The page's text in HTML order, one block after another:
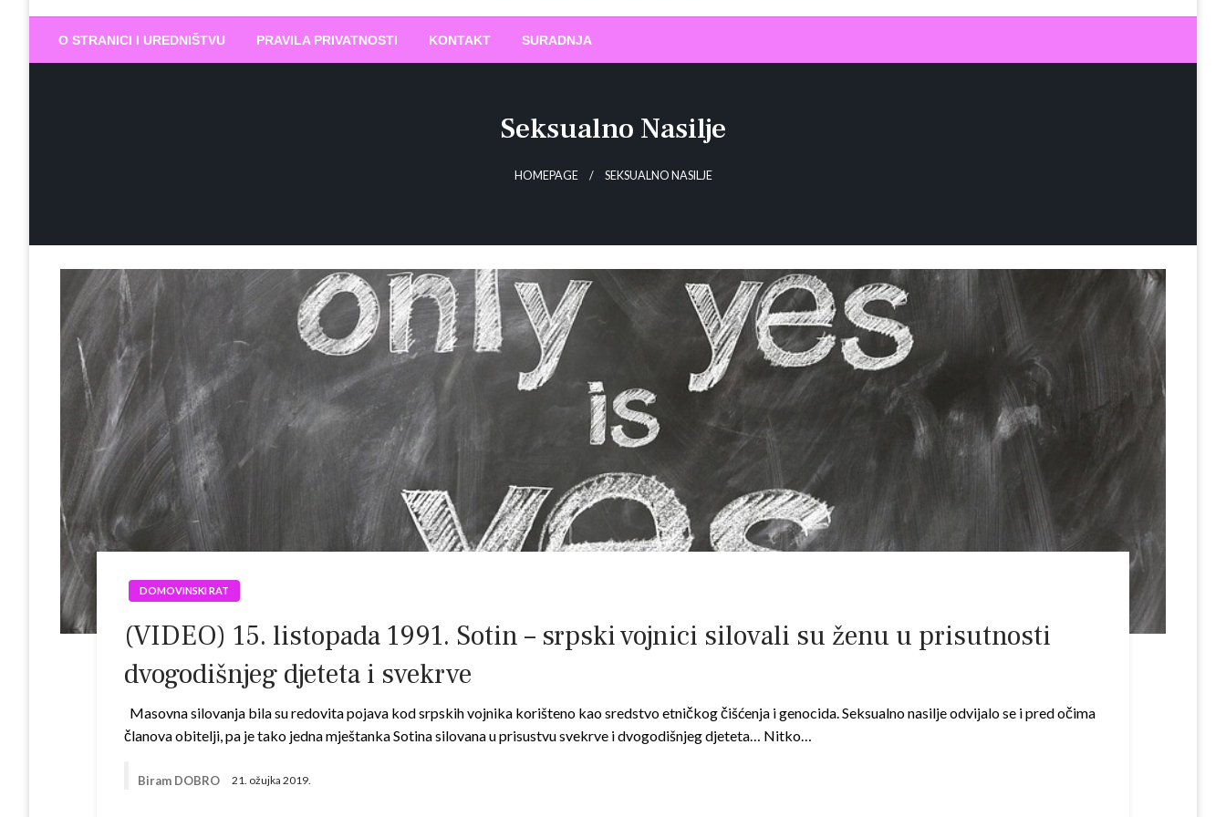
Biram DOBRO
O STRANICI I UREDNIŠTVU PRAVILA PRIVATNOSTI KONTAKT SURADNJA
Seksualno Nasilje
HOMEPAGE SEKSUALNO NASILJE
DOMOVINSKI RAT
(VIDEO) 15. listopada 1991. Sotin – srpski vojnici silovali su ženu u prisutnosti
dvogodišnjeg djeteta i svekrve
Masovna silovanja bila su redovita pojava kod srpskih vojnika korišteno kao sredstvo etničkog čišćenja i genocida. Seksualno nasilje odvijalo se i pred očima
članova obitelji, pa je tako jedna mještanka Sotina silovana u prisustvu svekrve i dvogodišnjeg djeteta… Nitko…
Biram DOBRO 21. ožujka 2019.